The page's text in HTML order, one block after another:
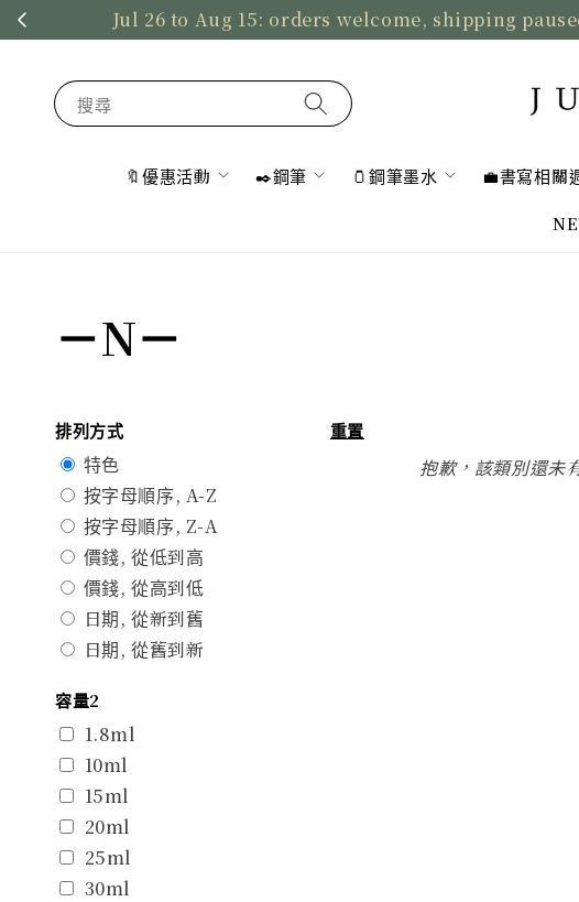
Jul 26 to Aug 15: orders welcome, shipping
搜尋
🔖優惠活動 ✒️鋼筆 🫙鋼筆墨水 💼書寫相關
－N－
排列方式 重置
特色
按字母順序, A-Z
按字母順序, Z-A
價錢, 從低到高
價錢, 從高到低
日期, 從新到舊
日期, 從舊到新
容量2
1.8ml
10ml
15ml
20ml
25ml
30ml
抱歉，該類別還未